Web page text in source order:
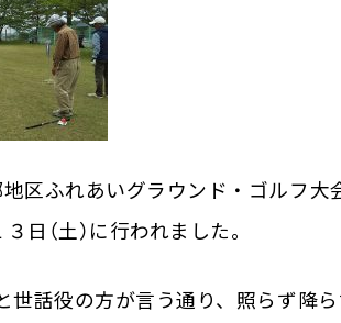
区ふれあいグラウンド・ゴルフ大
（土）に行われました。
世話役の方が言う通り、照らず降